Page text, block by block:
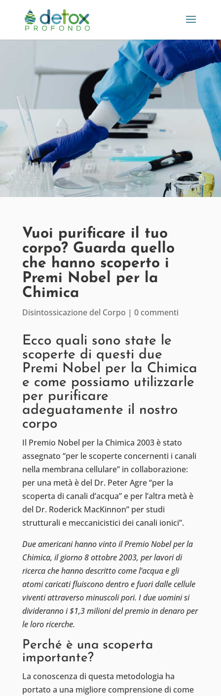
Vuoi purificare il tuo
corpo? Guarda quello
che hanno scoperto i
Premi Nobel per la
Chimica
Disintossicazione del Corpo | 0 commenti
Ecco quali sono state le
scoperte di questi due
Premi Nobel per la Chimica
e come possiamo utilizzarle
per purificare
adeguatamente il nostro
corpo
Il Premio Nobel per la Chimica 2003 è stato
assegnato “per le scoperte concernenti i canali
nella membrana cellulare” in collaborazione:
per una metà è del Dr. Peter Agre “per la
scoperta di canali d’acqua” e per l’altra metà è
del Dr. Roderick MacKinnon” per studi
strutturali e meccanicistici dei canali ionici”.
Due americani hanno vinto il Premio Nobel per la
Chimica, il giorno 8 ottobre 2003, per lavori di
ricerca che hanno descritto come l’acqua e gli
atomi caricati fluiscono dentro e fuori dalle cellule
viventi attraverso minuscoli pori. I due uomini si
divideranno i $1,3 milioni del premio in denaro per
le loro ricerche.
Perché è una scoperta
importante?
La conoscenza di questa metodologia ha
portato a una migliore comprensione di come